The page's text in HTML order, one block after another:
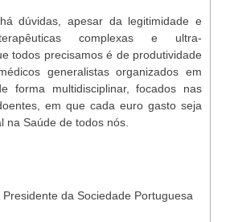
dúvidas, apesar da legitimidade e
complexas e ultra-
todos precisamos é de produtividade
generalistas organizados em
forma multidisciplinar, focados nas
em que cada euro gasto seja
na Saúde de todos nós.
da Sociedade Portuguesa